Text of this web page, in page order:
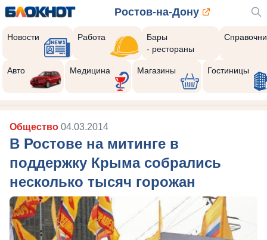
Ростов-на-Дону
Новости Работа
Бары
- рестораны
Авто Медицина Магазины Гостиницы
Общество 04.03.2014
В Ростове на митинге в
поддержку Крыма собрались
несколько тысяч горожан